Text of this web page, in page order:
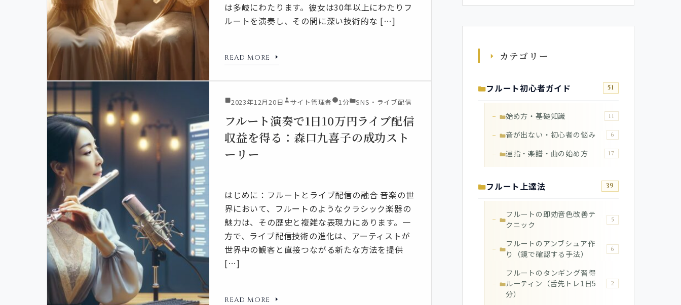
は多岐にわたります。彼女は30年以上にわたりフ
ルートを演奏し、その間に深い技術的な […]
READ MORE
2023年12月20日 サイト管理者 1分 SNS・ライブ配信
フルート演奏で1日10万円ライブ配信
収益を得る：森口九喜子の成功スト
ーリー
はじめに：フルートとライブ配信の融合 音楽の世
界において、フルートのようなクラシック楽器の
魅力は、その歴史と複雑な表現力にあります。一
方で、ライブ配信技術の進化は、アーティストが
世界中の観客と直接つながる新たな方法を提供
[…]
READ MORE
カテゴリー
フルート初心者ガイド 51
始め方・基礎知識 11
音が出ない・初心者の悩み 6
運指・楽譜・曲の始め方 17
フルート上達法 39
フルートの即効音色改善テ
クニック
5
フルートのアンブシュア作
り（鏡で確認する手法）
6
フルートのタンギング習得
ルーティン（舌先トレ1日5
分）
2